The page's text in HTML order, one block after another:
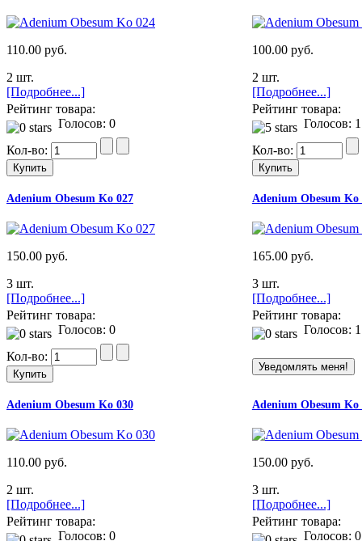
110.00 руб.
2 шт.
[Подробнее...]
Рейтинг товара:
Голосов: 0
Кол-во:
100.00 руб.
2 шт.
[Подробнее...]
Рейтинг товара:
Голосов: 1
Кол-во:
Adenium Obesum Ko 027
150.00 руб.
3 шт.
[Подробнее...]
Рейтинг товара:
Голосов: 0
Кол-во:
Adenium Obesum Ko
165.00 руб.
3 шт.
[Подробнее...]
Рейтинг товара:
Голосов: 1
Adenium Obesum Ko 030
110.00 руб.
2 шт.
[Подробнее...]
Рейтинг товара:
Голосов: 0
Adenium Obesum Ko
150.00 руб.
3 шт.
[Подробнее...]
Рейтинг товара:
Голосов: 0